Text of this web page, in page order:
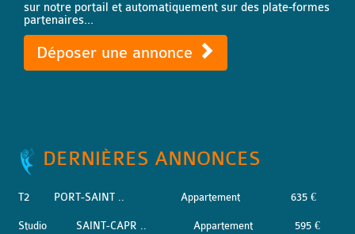
sur notre portail et automatiquement sur des plate-formes
partenaires...
Déposer une annonce
DERNIÈRES ANNONCES
T2 PORT-SAINT .. Appartement 635 €
Studio SAINT-CAPR .. Appartement 595 €